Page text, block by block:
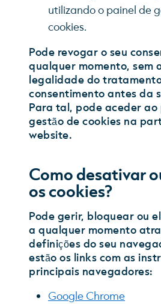
utilizando o painel de
cookies.
Pode revogar o seu
qualquer momento, sem
legalidade do
consentimento antes da
Para tal, pode aceder ao
gestão de cookies na
website.
Como desativar
os cookies?
Pode gerir, bloquear ou
a qualquer momento
definições do seu
estão os links com as
principais navegadores:
Google Chrome